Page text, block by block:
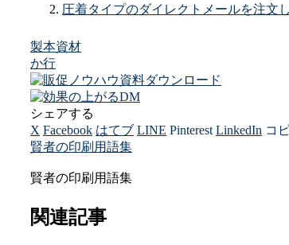
圧着タイプのダイレクトメールを注文
製本資材
か行
シェアする
X Facebook はてブ LINE Pinterest LinkedIn コ
賢者の印刷用語集
賢者の印刷用語集
関連記事